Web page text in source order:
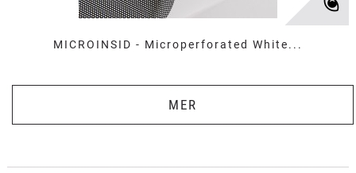
MICROINSID - Microperforated White...
MER